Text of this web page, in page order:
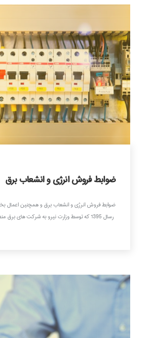
ضوابط فروش انرژی و انشعاب برق
ضوابط فروش انرژی و انشعاب برق و همچنین اعمال
رسال 1395 که توسط وزارت نیرو به شرکت های